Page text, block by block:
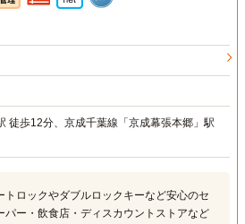
徒歩12分、京成千葉線「京成幕張本郷」駅
トロックやダブルロックキーなど安心のセ
ー・飲食店・ディスカウントストアなど